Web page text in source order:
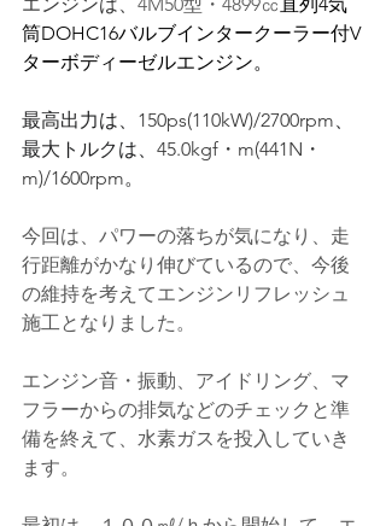
筒DOHC16バルブインタークーラー付V
ターボディーゼルエンジン。
最高出力は、 150ps(110kW)/2700rpm、
最大トルクは、 45.0kgf・m(441N・
m)/1600rpm。
今回は、パワーの落ちが気になり、走
行距離がかなり伸びているので、今後
の維持を考えてエンジンリフレッシュ
施工となりました。
エンジン音・振動、アイドリング、マ
フラーからの排気などのチェックと準
備を終えて、水素ガスを投入していき
ます。